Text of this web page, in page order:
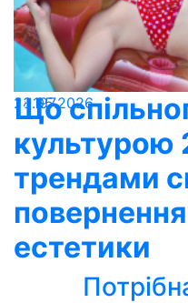
28.05.2026
197
Що
культурою
трендами
естетики